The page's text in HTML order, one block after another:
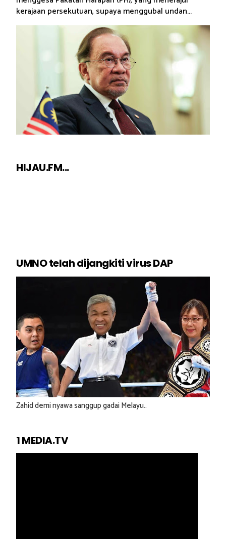
kerajaan persekutuan, supaya menggubal undan...
HIJAU.FM...
UMNO telah dijangkiti virus DAP
Zahid demi nyawa sanggup gadai Melayu..
1 MEDIA.TV